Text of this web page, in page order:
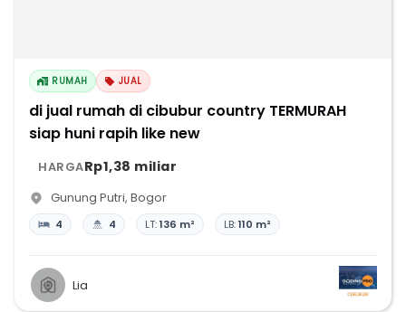
RUMAH JUAL
di jual rumah di cibubur country TERMURAH
siap huni rapih like new
HARGARp1,38 miliar
Gunung Putri, Bogor
4 4 LT:136 m² LB:110 m²
Lia